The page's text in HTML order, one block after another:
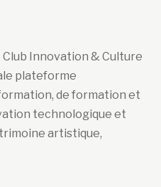
Club Innovation & Culture
plateforme
de formation et
technologique et
artistique,